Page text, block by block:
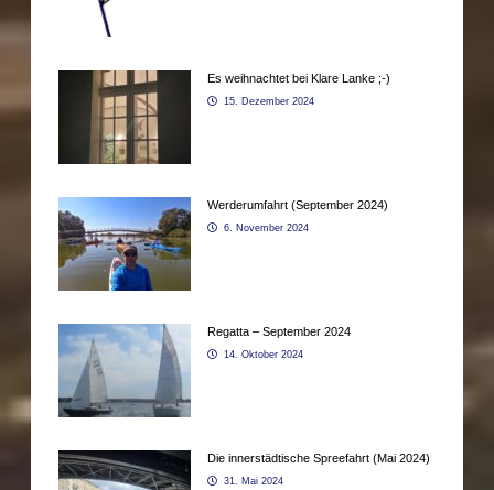
Es weihnachtet bei Klare Lanke ;-)
15. Dezember 2024
Werderumfahrt (September 2024)
6. November 2024
Regatta – September 2024
14. Oktober 2024
Die innerstädtische Spreefahrt (Mai 2024)
31. Mai 2024